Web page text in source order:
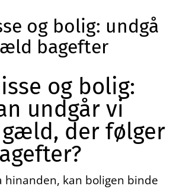
og bolig: undgå
bagefter
og bolig:
undgår vi
der følger
hinanden, kan boligen binde